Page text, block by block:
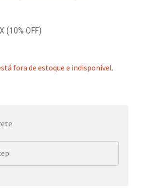
(10% OFF)
fora de estoque e indisponível.